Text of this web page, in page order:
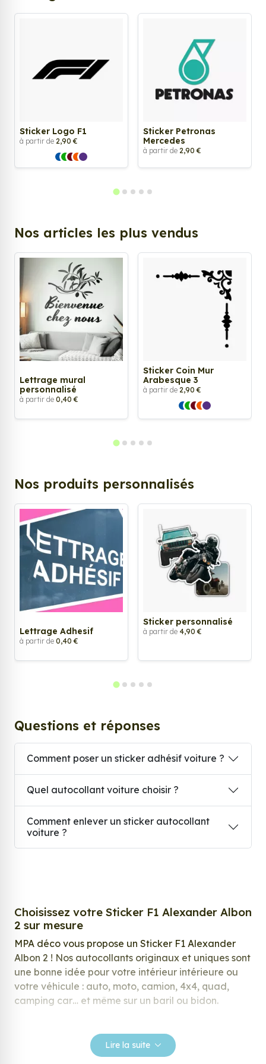
Sticker Logo F1
à partir de 2,90 €
Sticker Petronas
Mercedes
à partir de 2,90 €
Nos articles les plus vendus
Lettrage mural
personnalisé
à partir de 0,40 €
Sticker Coin Mur
Arabesque 3
à partir de 2,90 €
Nos produits personnalisés
Lettrage Adhesif
à partir de 0,40 €
Sticker personnalisé
à partir de 4,90 €
Questions et réponses
Comment poser un sticker adhésif voiture ?
Quel autocollant voiture choisir ?
Comment enlever un sticker autocollant
voiture ?
Choisissez votre Sticker F1 Alexander Albon
2 sur mesure
MPA déco vous propose un Sticker F1 Alexander
Albon 2 ! Nos autocollants originaux et uniques sont
une bonne idée pour votre intérieur intérieure ou
votre véhicule : auto, moto, camion, 4x4, quad,
camping car… et même sur un baril ou bidon.
répondre à vos attentes, laissez vous inspirer parmi
notre large gamme de stickers.
Lire la suite